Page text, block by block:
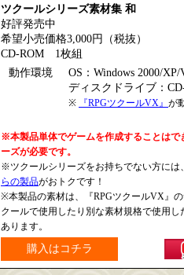
ツクールシリーズ素材集 和
好評発売中
希望小売価格3,000円（税抜）
CD-ROM 1枚組
動作環境
OS：Windows 2000/
ディスクドライブ：
※ 『RPGツクールVX』 が
※本製品単体でゲームを作成することはで
ーズが必要です。
※ツクールシリーズをお持ちでない方に
らの製品がおトクです！
※本製品の素材は、『RPGツクールVX』
クールで使用したり別な素材規格で使用
あります。
購入はコチラ